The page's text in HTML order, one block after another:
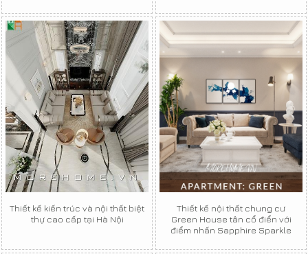
Thiết kế kiến trúc và nội thất biệt
thự cao cấp tại Hà Nội
Thiết kế nội thất chung cư
Green House tân cổ điển với
điểm nhấn Sapphire Sparkle